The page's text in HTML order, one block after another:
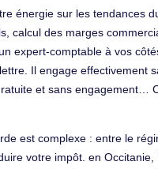
énergie sur les tendances
calcul des marges
expert-comptable à vos
Il engage effectivement
et sans
est complexe : entre le
votre impôt. en